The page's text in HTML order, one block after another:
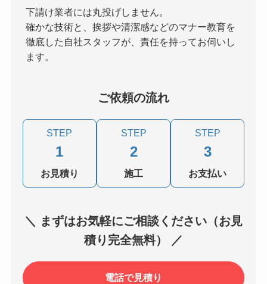
下請け業者には丸投げしません。
確かな技術と、挨拶や清潔感などのマナー教育を
徹底した自社スタッフが、責任を持ってお伺いし
ます。
ご依頼の流れ
STEP
1
お見積り
STEP
2
施工
STEP
3
お支払い
＼ まずはお気軽にご相談ください（お見
積り完全無料） ／
電話で見積り